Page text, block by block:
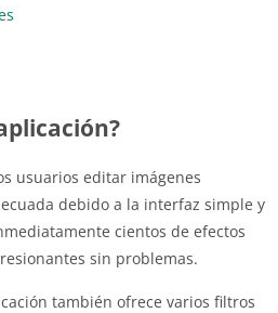
usuarios editar imágenes
debido a la interfaz simple y
cientos de efectos
sin problemas.
también ofrece varios filtros